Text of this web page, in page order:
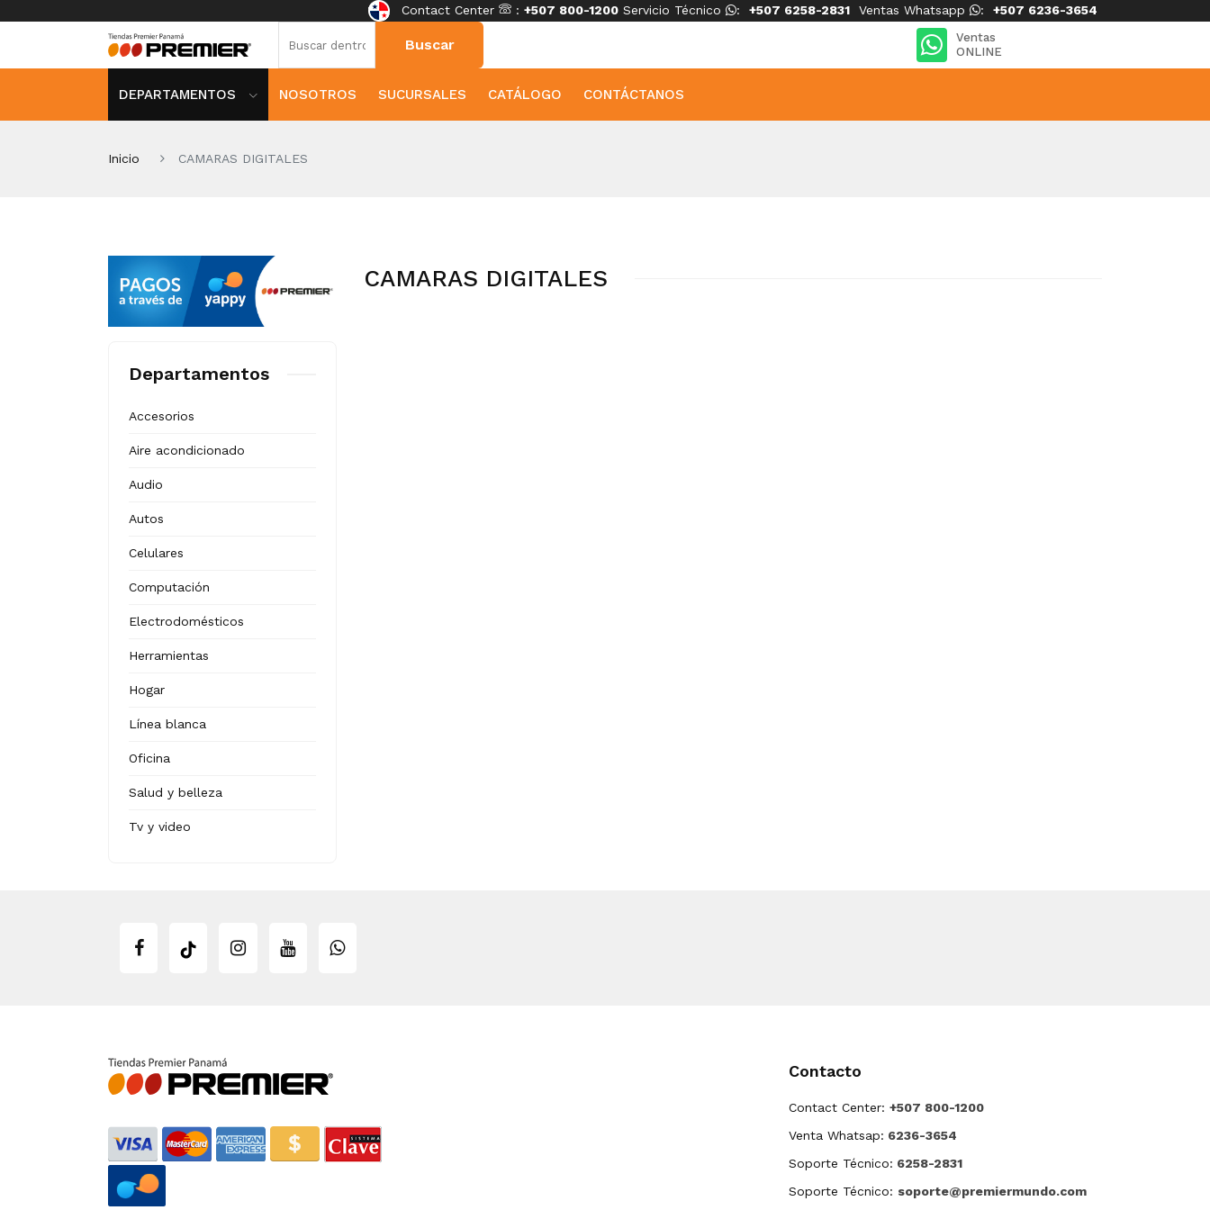
Contact Center : +507 800-1200 Servicio Técnico : +507 6258-2831 Ventas Whatsapp : +507 6236-3654
Ventas
ONLINE
DEPARTAMENTOS NOSOTROS SUCURSALES CATÁLOGO CONTÁCTANOS
Inicio CAMARAS DIGITALES
Departamentos
Accesorios
Aire acondicionado
Audio
Autos
Celulares
Computación
Electrodomésticos
Herramientas
Hogar
Línea blanca
Oficina
Salud y belleza
Tv y video
CAMARAS DIGITALES
Contacto
Contact Center: +507 800-1200
Venta Whatsap: 6236-3654
Soporte Técnico: 6258-2831
Soporte Técnico: soporte@premiermundo.com